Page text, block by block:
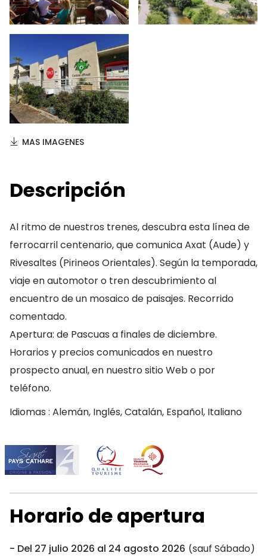
MAS IMAGENES
Descripción
Al ritmo de nuestros trenes, descubra esta línea de
ferrocarril centenario, que comunica Axat (Aude) y
Rivesaltes (Pirineos Orientales). Según la temporada,
viaje en automotor o tren descubrimiento al
encuentro de un mosaico de paisajes. Recorrido
comentado.
Apertura: de Pascuas a finales de diciembre.
Horarios y precios comunicados en nuestro
prospecto anual, en nuestro sitio Web o por
teléfono.
Idiomas : Alemán, Inglés, Catalán, Español, Italiano
Horario de apertura
Del 27 julio 2026 al 24 agosto 2026 (sauf Sábado)